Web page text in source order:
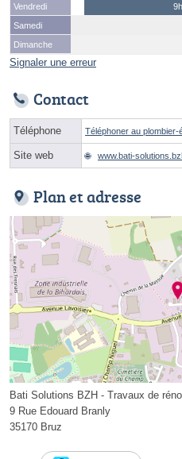
Vendredi
Samedi
Dimanche
Signaler une erreur
Contact
Téléphone Téléphoner au plombier-
Site web www.bati-
Plan et adresse
Bati Solutions BZH - Travaux de
9 Rue Edouard Branly
35170 Bruz